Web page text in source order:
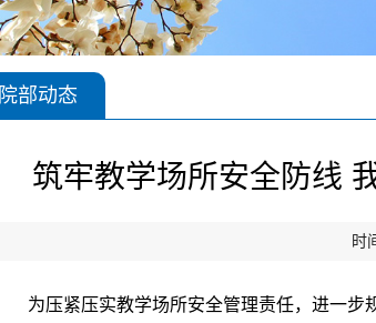
院部动态
筑牢教学场所安全防线
时
为压紧压实教学场所安全管理责任，进一